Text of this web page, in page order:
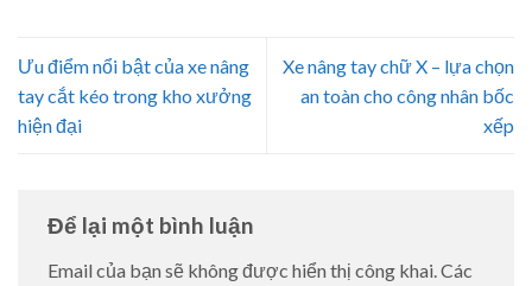
Ưu điểm nổi bật của xe nâng
tay cắt kéo trong kho xưởng
hiện đại
Xe nâng tay chữ X – lựa chọn
an toàn cho công nhân bốc
xếp
Để lại một bình luận
Email của bạn sẽ không được hiển thị công khai.Các